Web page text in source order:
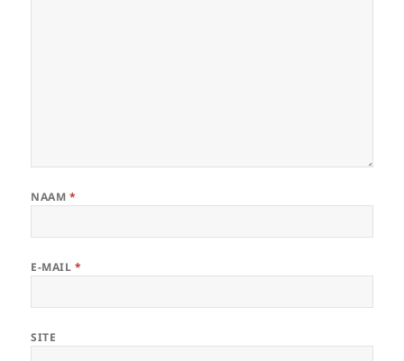
NAAM *
E-MAIL *
SITE